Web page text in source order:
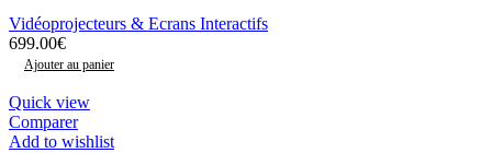
Vidéoprojecteurs & Ecrans Interactifs
699.00€
Ajouter au panier
Quick view
Comparer
Add to wishlist